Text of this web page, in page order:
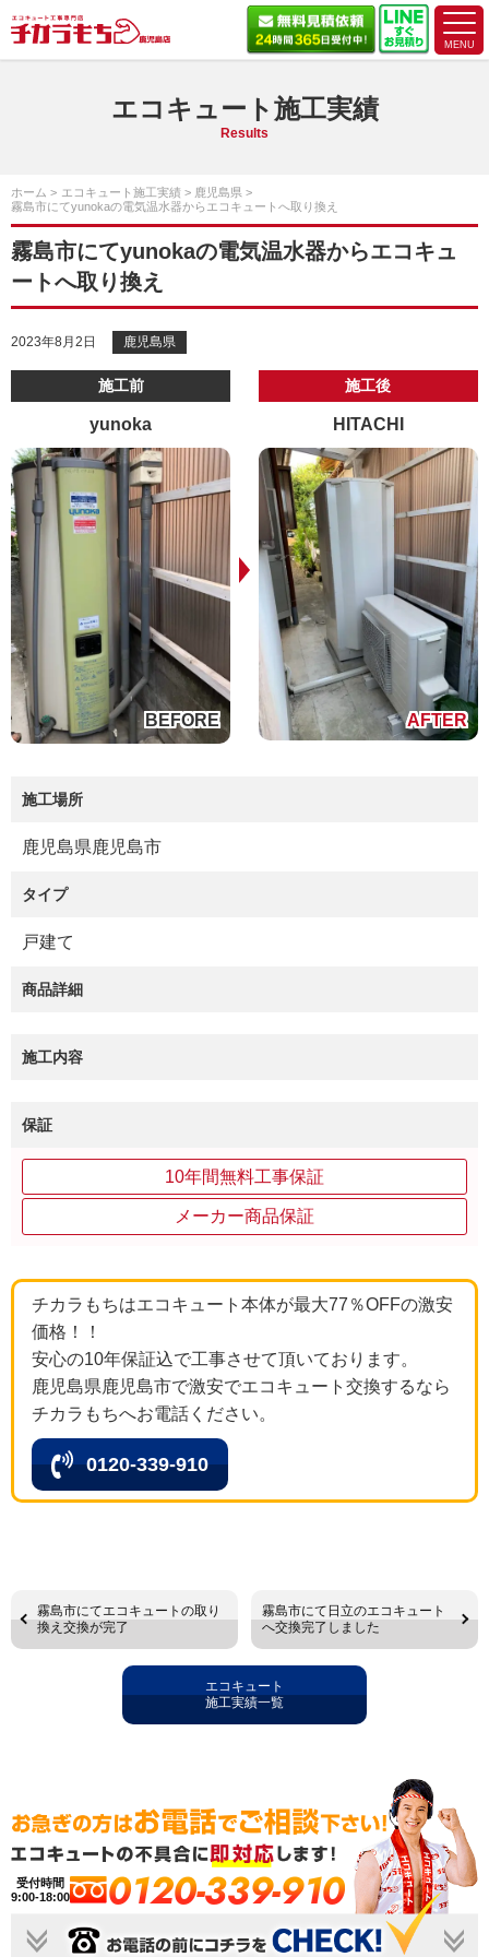
エコキュート施工実績
Results
ホーム エコキュート施工実績
鹿児島県
霧島市にてyunokaの電気温水器からエコキュートへ取り換え
霧島市にてyunokaの電気温水器からエコキュ
ートへ取り換え
2023年8月2日 鹿児島県
施工前
yunoka
施工後
HITACHI
施工場所
鹿児島県鹿児島市
タイプ
戸建て
商品詳細
施工内容
保証
10年間無料工事保証
メーカー商品保証
チカラもちはエコキュート本体が最大77％OFFの激安
価格！！
安心の10年保証込で工事させて頂いております。
鹿児島県鹿児島市で激安でエコキュート交換するなら
チカラもちへお電話ください。
0120-339-910
霧島市にてエコキュートの取り
換え交換が完了
霧島市にて日立のエコキュート
へ交換完了しました
エコキュート
施工実績一覧
受付時間
9:00-18:00
0120-339-910